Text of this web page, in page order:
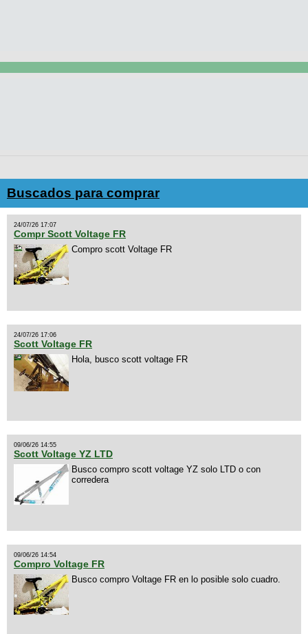
Buscados para comprar
24/07/26 17:07
Compr Scott Voltage FR
Compro scott Voltage FR
24/07/26 17:06
Scott Voltage FR
Hola, busco scott voltage FR
09/06/26 14:55
Scott Voltage YZ LTD
Busco compro scott voltage YZ solo LTD o con
corredera
09/06/26 14:54
Compro Voltage FR
Busco compro Voltage FR en lo posible solo cuadro.